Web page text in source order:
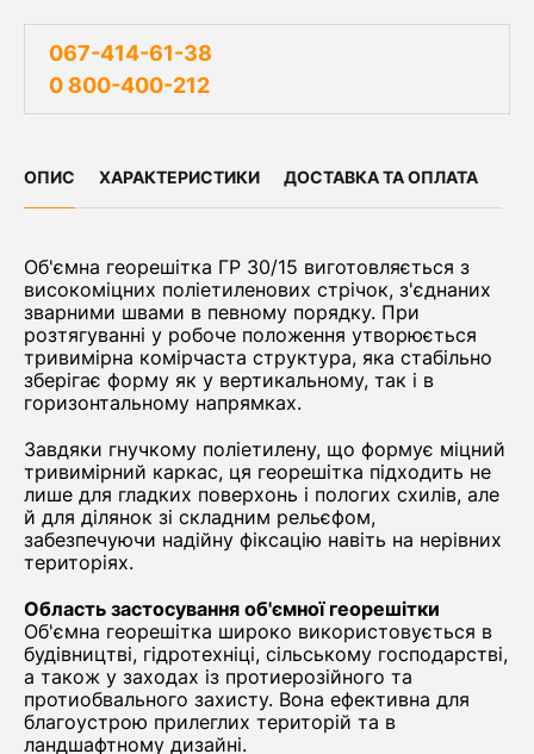
067-414-61-38
0 800-400-212
ОПИС ХАРАКТЕРИСТИКИ ДОСТАВКА ТА ОПЛАТА
Об'ємна георешітка ГР 30/15 виготовляється з
високоміцних поліетиленових стрічок, з'єднаних
зварними швами в певному порядку. При
розтягуванні у робоче положення утворюється
тривимірна комірчаста структура, яка стабільно
зберігає форму як у вертикальному, так і в
горизонтальному напрямках.
Завдяки гнучкому поліетилену, що формує міцний
тривимірний каркас, ця георешітка підходить не
лише для гладких поверхонь і пологих схилів, але
й для ділянок зі складним рельєфом,
забезпечуючи надійну фіксацію навіть на нерівних
територіях.
Область застосування об'ємної георешітки
Об'ємна георешітка широко використовується в
будівництві, гідротехніці, сільському господарстві,
а також у заходах із протиерозійного та
протиобвального захисту. Вона ефективна для
благоустрою прилеглих територій та в
ландшафтному дизайні.